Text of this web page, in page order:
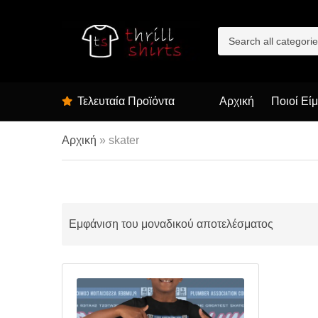
a
g
r
a
Τελευταία Προϊόντα Αρχική Ποιοί
Αρχική » skater
Εμφάνιση του μοναδικού αποτελέσματος